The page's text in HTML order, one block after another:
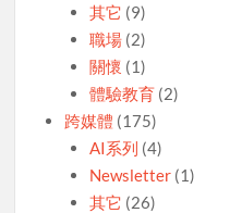
其它 (9)
職場(2)
關懷 (1)
體驗教育(2)
跨媒體 (175)
AI系列 (4)
Newsletter(1)
其它 (26)